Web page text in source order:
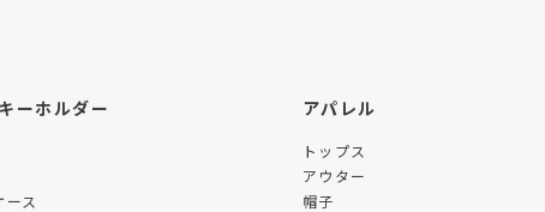
ーホルダー
ス
アパレル
トップス
アウター
帽子